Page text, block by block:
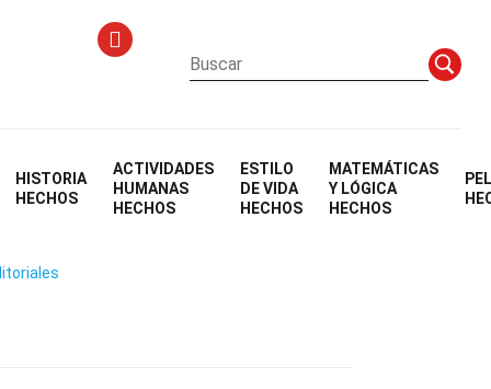
HISTORIA
HECHOS
ACTIVIDADES
HUMANAS
HECHOS
ESTILO
DE VIDA
HECHOS
MATEMÁTICAS
Y LÓGICA
HECHOS